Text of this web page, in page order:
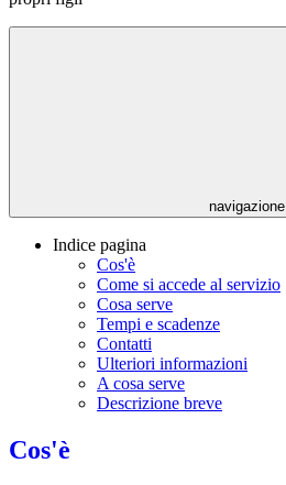
navigazione
Indice pagina
Cos'è
Come si accede al servizio
Cosa serve
Tempi e scadenze
Contatti
Ulteriori informazioni
A cosa serve
Descrizione breve
Cos'è